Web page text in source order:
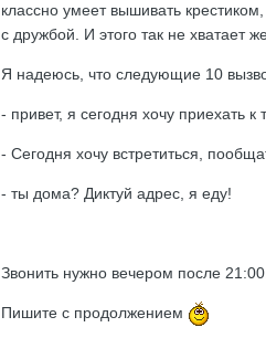
классно умеет вышивать
с дружбой. И этого так не хватает
Я надеюсь, что следующие 10
- привет, я сегодня хочу приехать к
- Сегодня хочу встретиться,
- ты дома? Диктуй адрес, я еду!
Звонить нужно вечером после 21:00.
Пишите с продолжением